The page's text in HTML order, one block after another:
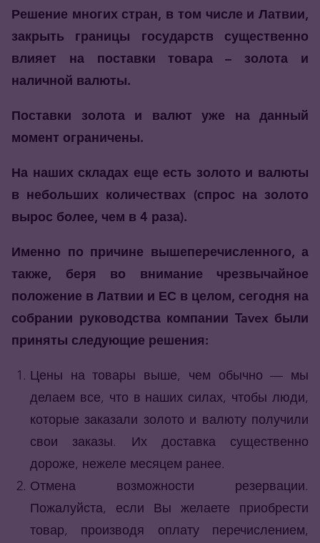
Решение многих стран, в том числе и Латвии,
закрыть границы государств существенно
влияет на поставки товара – золота и
наличной валюты.
Поставки золота и валют уже на данный
момент ограничены.
На наших складах еще есть золото и валюты
в небольших количествах (спрос на золото
вырос более, чем в 4 раза).
Именно по причине вышеперечисленного, а
также, беря во внимание чрезвычайное
положение в Латвии и ЕС в целом, сегодня на
собрании руководства компании Tavex были
приняты следующие решения:
Цены на товары выше, чем обычно — мы
делаем все, что в наших силах, чтобы люди,
которые заказали золото и валюту получили
свои заказы. Их доставка существенно
дороже, нежеле месяцем ранее.
Отмена возможности резервации.
Пожалуйста, если Вы желаете приобрести
товар, производя оплату перечислением,